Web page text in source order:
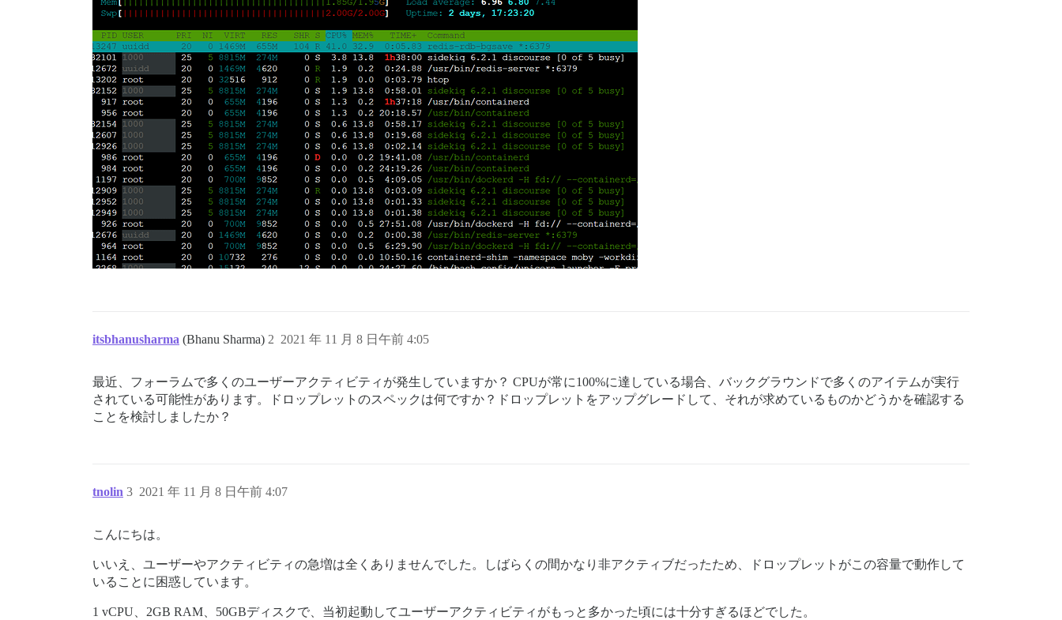
itsbhanusharma (Bhanu Sharma) 2021 年 11 月 8 日午前 4:05
2
最近、フォーラムで多くのユーザーアクティビティが発生していますか？ CPUが常に100%に達している場合、バックグラウンドで多くのアイテムが実行
されている可能性があります。ドロップレットのスペックは何ですか？ドロップレットをアップグレードして、それが求めているものかどうかを確認する
ことを検討しましたか？
tnolin 2021 年 11 月 8 日午前 4:07
3
こんにちは。
いいえ、ユーザーやアクティビティの急増は全くありませんでした。しばらくの間かなり非アクティブだったため、ドロップレットがこの容量で動作して
いることに困惑しています。
1 vCPU、2GB RAM、50GBディスクで、当初起動してユーザーアクティビティがもっと多かった頃には十分すぎるほどでした。